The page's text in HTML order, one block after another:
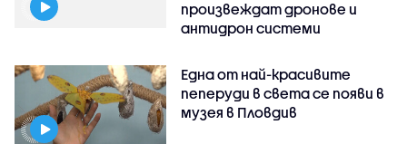
произвеждат дронове и
антидрон системи
Една от най-красивите
пеперуди в света се появи в
музея в Пловдив